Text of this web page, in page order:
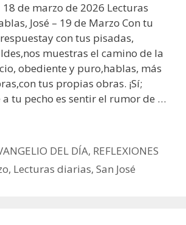
de marzo de 2026 Lecturas
José – 19 de Marzo Con tu
con tus pisadas,
muestras el camino de la
obediente y puro,hablas, más
tus propias obras. ¡Sí;
a tu pecho es sentir el rumor de …
DEL DÍA, REFLEXIONES
, Lecturas diarias,San José